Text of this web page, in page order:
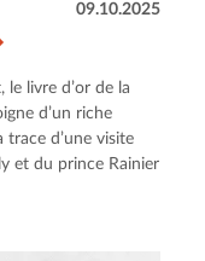
09.10.2025
le livre d’or de la
d’un riche
trace d’une visite
et du prince Rainier